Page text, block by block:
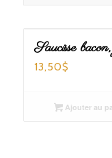
Saucisse
13,50$
Ajouter au